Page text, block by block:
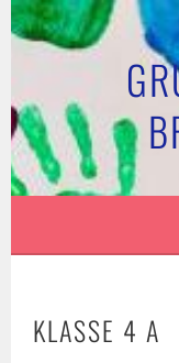
Springe
zum
KLASSE 4 A